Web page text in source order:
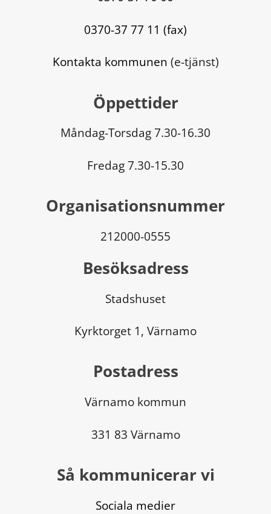
0370-37 77 11 (fax)
Kontakta kommunen (e-tjänst)
Öppettider
Måndag-Torsdag 7.30-16.30
Fredag 7.30-15.30
Organisationsnummer
212000-0555
Besöksadress
Stadshuset
Kyrktorget 1, Värnamo
Postadress
Värnamo kommun
331 83 Värnamo
Så kommunicerar vi
Sociala medier